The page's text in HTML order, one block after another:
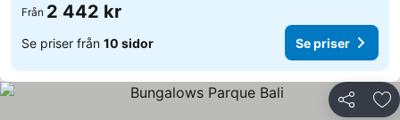
Från 2 442 kr
Se priser från 10 sidor Se priser
Dela